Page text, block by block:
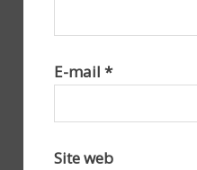
E-mail *
Site web